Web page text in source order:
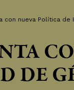
con nueva Política de
DE